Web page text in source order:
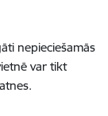
nepieciešamās
var tikt